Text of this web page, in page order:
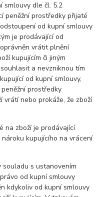
dle čl. 5.2
peněžní prostředky přijaté
od kupní smlouvy
je prodávající od
vrátit plnění
kupujícím či jiným
a nevzniknou tím
od kupní smlouvy,
prostředky
vrátí nebo prokáže, že zboží
zboží je prodávající
kupujícího na vrácení
s ustanovením
od kupní smlouvy
kdykoliv od kupní smlouvy